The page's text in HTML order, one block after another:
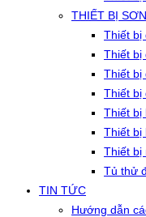
THIẾT BỊ
Thiết bị
Thiết bị
Thiết bị
Thiết bị
Thiết bị
Thiết bị
Thiết bị
Tủ thử
TIN TỨC
Hướng dẫn